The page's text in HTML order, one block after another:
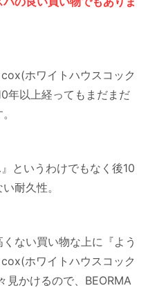
ホワイトハウスコック
年以上経ってもまだまだ
というわけでもなく後10
耐久性。
ない買い物な上に『よう
ホワイトハウスコック
見かけるので、BEORMA